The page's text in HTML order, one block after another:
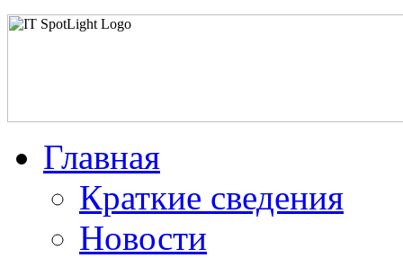
Главная
Краткие сведения
Новости